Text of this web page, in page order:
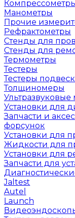
Манометры
Прочие
Рефрактометры
Стенды для
Стенды для
Термометры
Тестеры
Тестеры
Толщиномеры
Установки для
Запчасти и
форсунок
Установки для
Жидкости для
Установки для
Запчасти для
Jaltest
Autel
Launch